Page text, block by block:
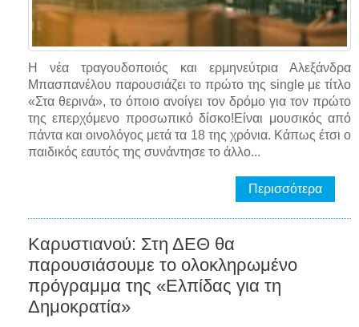
Η νέα τραγουδοποιός και ερμηνεύτρια Αλεξάνδρα
Μπασπανέλου παρουσιάζει το πρώτο της single με τίτλο
«Στα θερινά», το όποιο ανοίγει τον δρόμο για τον πρώτο
της επερχόμενο προσωπικό δίσκο!Είναι μουσικός από
πάντα και οινολόγος μετά τα 18 της χρόνια. Κάπως έτσι ο
παιδικός εαυτός της συνάντησε το άλλο...
Περισσότερα
Καρυστιανού: Στη ΔΕΘ θα
παρουσιάσουμε το ολοκληρωμένο
πρόγραμμα της «Ελπίδας για τη
Δημοκρατία»